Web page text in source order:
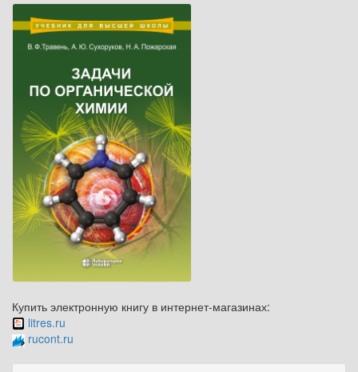
Купить электронную книгу в интернет-магазинах:
litres.ru
rucont.ru